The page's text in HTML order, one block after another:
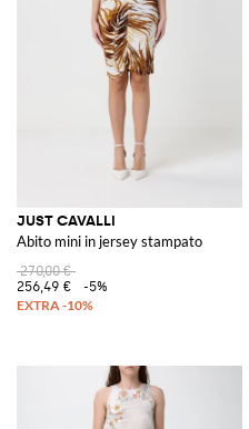
JUST CAVALLI
Abito mini in jersey stampato
270,00 €
256,49 €
-5%